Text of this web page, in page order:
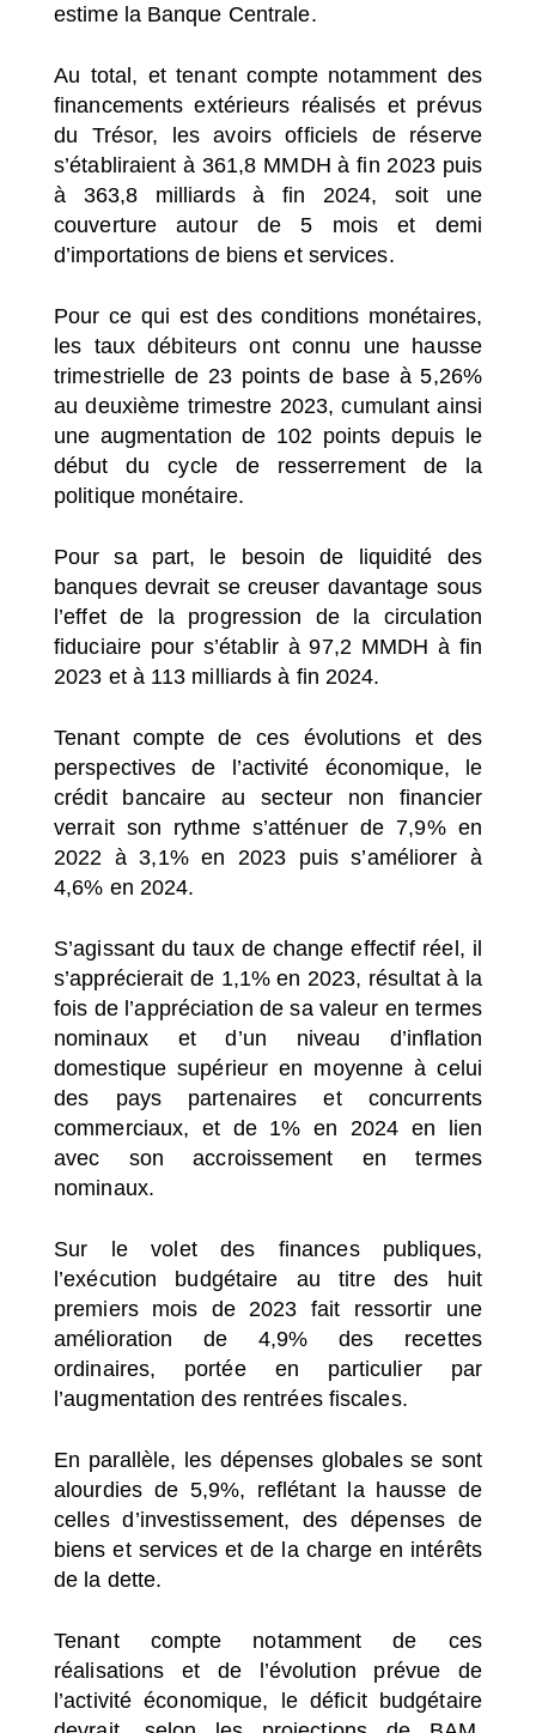
estime la Banque Centrale.
Au total, et tenant compte notamment des
financements extérieurs réalisés et prévus
du Trésor, les avoirs officiels de réserve
s’établiraient à 361,8 MMDH à fin 2023 puis
à 363,8 milliards à fin 2024, soit une
couverture autour de 5 mois et demi
d’importations de biens et services.
Pour ce qui est des conditions monétaires,
les taux débiteurs ont connu une hausse
trimestrielle de 23 points de base à 5,26%
au deuxième trimestre 2023, cumulant ainsi
une augmentation de 102 points depuis le
début du cycle de resserrement de la
politique monétaire.
Pour sa part, le besoin de liquidité des
banques devrait se creuser davantage sous
l’effet de la progression de la circulation
fiduciaire pour s’établir à 97,2 MMDH à fin
2023 et à 113 milliards à fin 2024.
Tenant compte de ces évolutions et des
perspectives de l’activité économique, le
crédit bancaire au secteur non financier
verrait son rythme s’atténuer de 7,9% en
2022 à 3,1% en 2023 puis s’améliorer à
4,6% en 2024.
S’agissant du taux de change effectif réel, il
s’apprécierait de 1,1% en 2023, résultat à la
fois de l’appréciation de sa valeur en termes
nominaux et d’un niveau d’inflation
domestique supérieur en moyenne à celui
des pays partenaires et concurrents
commerciaux, et de 1% en 2024 en lien
avec son accroissement en termes
nominaux.
Sur le volet des finances publiques,
l’exécution budgétaire au titre des huit
premiers mois de 2023 fait ressortir une
amélioration de 4,9% des recettes
ordinaires, portée en particulier par
l’augmentation des rentrées fiscales.
En parallèle, les dépenses globales se sont
alourdies de 5,9%, reflétant la hausse de
celles d’investissement, des dépenses de
biens et services et de la charge en intérêts
de la dette.
Tenant compte notamment de ces
réalisations et de l’évolution prévue de
l’activité économique, le déficit budgétaire